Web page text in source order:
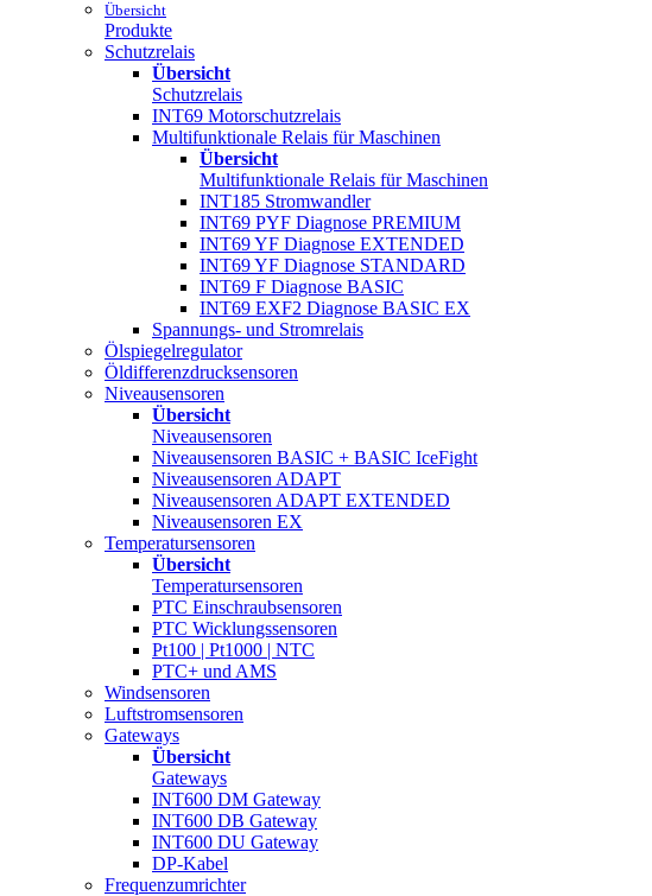
Übersicht
Produkte
Schutzrelais
Übersicht
Schutzrelais
INT69 Motorschutzrelais
Multifunktionale Relais für Maschinen
Übersicht
Multifunktionale Relais für Maschinen
INT185 Stromwandler
INT69 PYF Diagnose PREMIUM
INT69 YF Diagnose EXTENDED
INT69 YF Diagnose STANDARD
INT69 F Diagnose BASIC
INT69 EXF2 Diagnose BASIC EX
Spannungs- und Stromrelais
Ölspiegelregulator
Öldifferenzdrucksensoren
Niveausensoren
Übersicht
Niveausensoren
Niveausensoren BASIC + BASIC IceFight
Niveausensoren ADAPT
Niveausensoren ADAPT EXTENDED
Niveausensoren EX
Temperatursensoren
Übersicht
Temperatursensoren
PTC Einschraubsensoren
PTC Wicklungssensoren
Pt100 | Pt1000 | NTC
PTC+ und AMS
Windsensoren
Luftstromsensoren
Gateways
Übersicht
Gateways
INT600 DM Gateway
INT600 DB Gateway
INT600 DU Gateway
DP-Kabel
Frequenzumrichter